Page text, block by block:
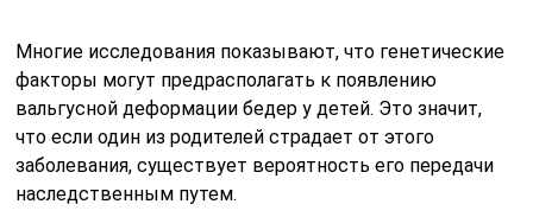
Многие исследования показывают, что генетические
факторы могут предрасполагать к появлению
вальгусной деформации бедер у детей. Это значит,
что если один из родителей страдает от этого
заболевания, существует вероятность его передачи
наследственным путем.